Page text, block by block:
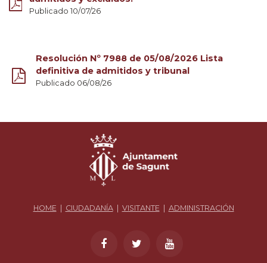
Publicado 10/07/26
Resolución Nº 7988 de 05/08/2026 Lista
definitiva de admitidos y tribunal
Publicado 06/08/26
HOME| CIUDADANÍA| VISITANTE| ADMINISTRACIÓN